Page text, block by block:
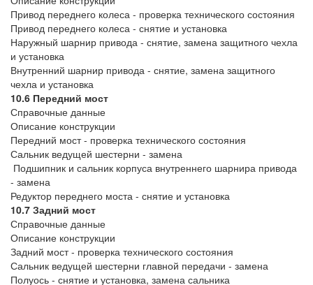
Привод переднего колеса - проверка технического состояния
Привод переднего колеса - снятие и установка
Наружный шарнир привода - снятие, замена защитного чехла
и установка
Внутренний шарнир привода - снятие, замена защитного
чехла и установка
10.6 Передний мост
Справочные данные
Описание конструкции
Передний мост - проверка технического состояния
Сальник ведущей шестерни - замена
Подшипник и сальник корпуса внутреннего шарнира привода
- замена
Редуктор переднего моста - снятие и установка
10.7 Задний мост
Справочные данные
Описание конструкции
Задний мост - проверка технического состояния
Сальник ведущей шестерни главной передачи - замена
Полуось - снятие и установка, замена сальника